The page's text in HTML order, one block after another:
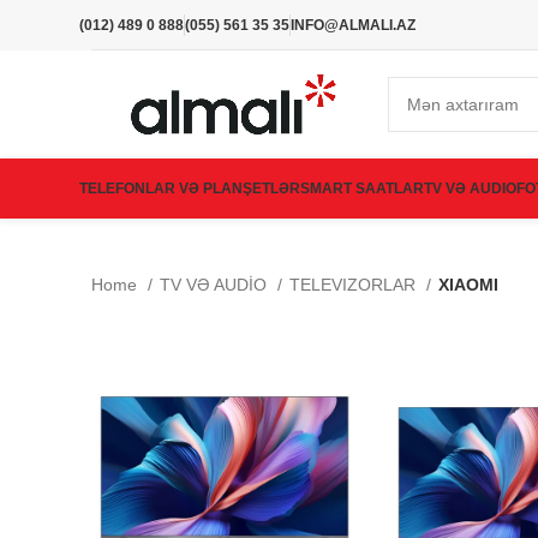
(012) 489 0 888(055) 561 35 35INFO@ALMALI.AZ
TELEFONLAR VƏ PLANŞETLƏRSMART SAATLARTV VƏ AUDIO
Home TV VƏ AUDİO TELEVIZORLAR XIAOMI